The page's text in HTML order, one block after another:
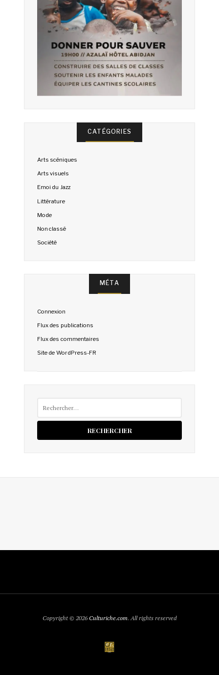
CATÉGORIES
Arts scéniques
Arts visuels
Emoi du Jazz
Littérature
Mode
Non classé
Société
MÉTA
Connexion
Flux des publications
Flux des commentaires
Site de WordPress-FR
Copyright © 2026Culturiche.com. All rights reserved